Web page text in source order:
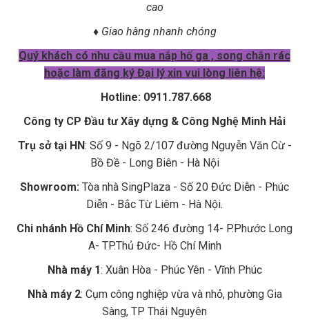
cao
♦ Giao hàng nhanh chóng
Quý khách có nhu cầu mua nắp hố ga , song chắn rác
hoặc làm đăng ký Đại lý xin vui lòng liên hệ:
Hotline: 0911.787.668
Công ty CP Đầu tư Xây dựng & Công Nghệ Minh Hải
Trụ sở tại HN: Số 9 - Ngõ 2/107 đường Nguyễn Văn Cừ -
Bồ Đề - Long Biên - Hà Nội
Showroom: Tòa nhà SingPlaza - Số 20 Đức Diễn - Phúc
Diễn - Bắc Từ Liêm - Hà Nội.
Chi nhánh Hồ Chí Minh: Số 246 đường 14- P.Phước Long
A- TP.Thủ Đức- Hồ Chí Minh
Nhà máy 1: Xuân Hòa - Phúc Yên - Vĩnh Phúc
Nhà máy 2: Cụm công nghiệp vừa và nhỏ, phường Gia
Sàng, TP Thái Nguyên